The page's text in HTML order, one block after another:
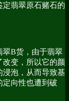
翡翠原石赌石的
翠B货，由于翡翠
改变，所以它的颜
泡，从而导致基
定向性也遭到破